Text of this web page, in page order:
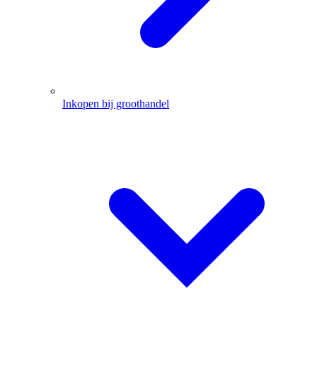
Inkopen bij groothandel